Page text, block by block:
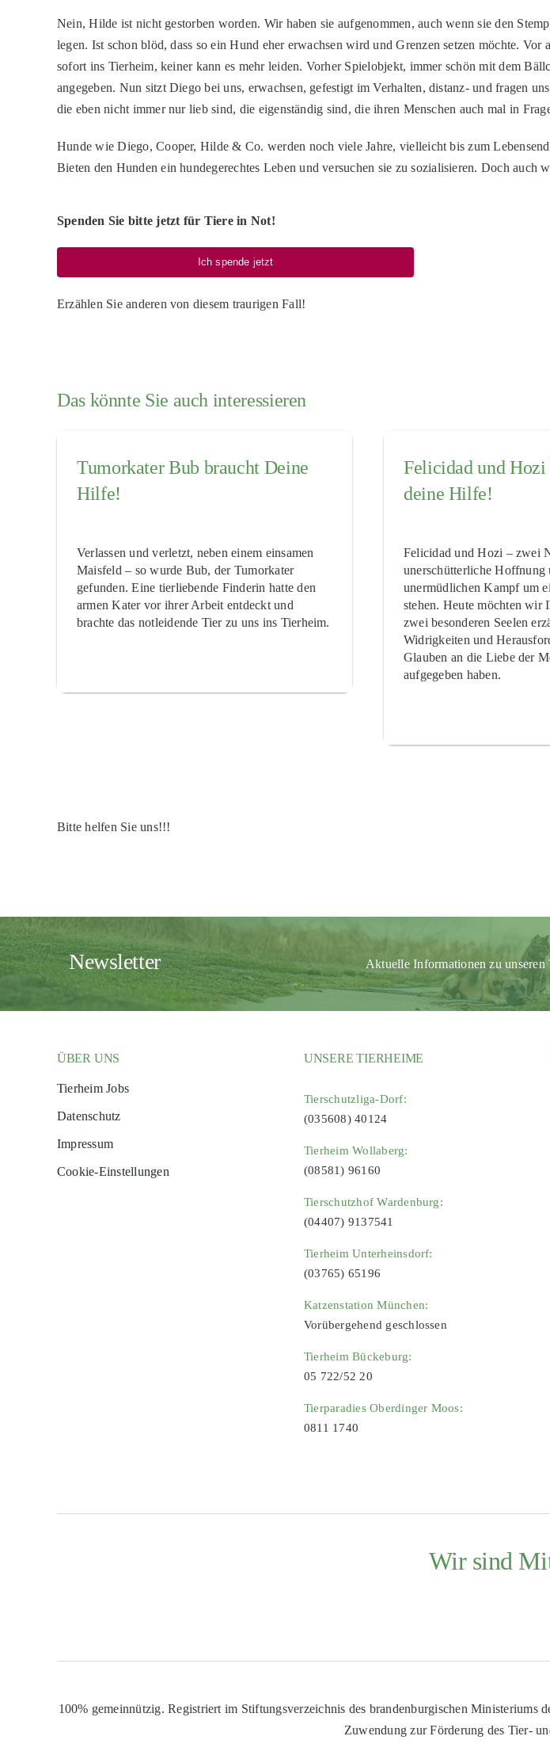
Nein, Hilde ist nicht gestorben worden. Wir haben sie aufgenommen, auch wenn sie den
legen. Ist schon blöd, dass so ein Hund eher erwachsen wird und Grenzen setzen möchte.
sofort ins Tierheim, keiner kann es mehr leiden. Vorher Spielobjekt, immer schön mit dem
angegeben. Nun sitzt Diego bei uns, erwachsen, gefestigt im Verhalten, distanz- und fragen
die eben nicht immer nur lieb sind, die eigenständig sind, die ihren Menschen auch mal in
Hunde wie Diego, Cooper, Hilde & Co. werden noch viele Jahre, vielleicht bis zum
Bieten den Hunden ein hundegerechtes Leben und versuchen sie zu sozialisieren. Doch auch
Spenden Sie bitte jetzt für Tiere in Not!
Ich spende jetzt
Erzählen Sie anderen von diesem traurigen Fall!
Das könnte Sie auch interessieren
Tumorkater Bub braucht Deine
Hilfe!
Verlassen und verletzt, neben einem einsamen
Maisfeld – so wurde Bub, der Tumorkater
gefunden. Eine tierliebende Finderin hatte den
armen Kater vor ihrer Arbeit entdeckt und
brachte das notleidende Tier zu uns ins Tierheim.
Felicidad und Hozi
deine Hilfe!
Felicidad und Hozi – zwei
unerschütterliche Hoffnung
unermüdlichen Kampf um
stehen. Heute möchten wir
zwei besonderen Seelen
Widrigkeiten und
Glauben an die Liebe der
aufgegeben haben.
Bitte helfen Sie uns!!!
Newsletter Aktuelle Informationen zu
ÜBER UNS
Tierheim Jobs
Datenschutz
Impressum
Cookie-Einstellungen
UNSERE TIERHEIME
Tierschutzliga-Dorf:
(035608) 40124
Tierheim Wollaberg:
(08581) 96160
Tierschutzhof Wardenburg:
(04407) 9137541
Tierheim Unterheinsdorf:
(03765) 65196
Katzenstation München:
Vorübergehend geschlossen
Tierheim Bückeburg:
05 722/52 20
Tierparadies Oberdinger Moos:
0811 1740
Wir sind
100% gemeinnützig. Registriert im Stiftungsverzeichnis des brandenburgischen
Zuwendung zur Förderung des Tier-